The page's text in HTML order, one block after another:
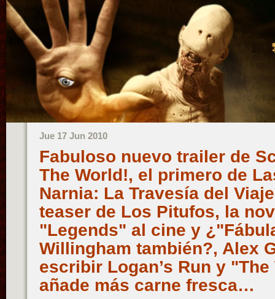
Jue 17 Jun 2010
Fabuloso nuevo trailer de
The World!, el primero de
Narnia: La Travesía del
teaser de Los Pitufos, la
"Legends" al cine y
Willingham también?, Alex
escribir Logan’s Run y
añade más carne fresca…